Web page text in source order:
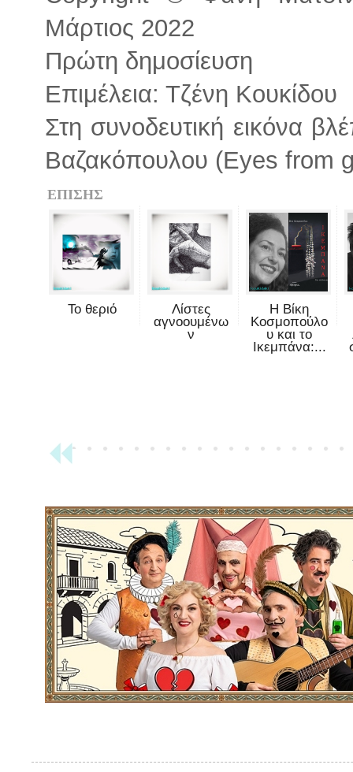
Μάρτιος 2022
Πρώτη δημοσίευση
Επιμέλεια: Τζένη Κουκίδου
Στη συνοδευτική εικόνα
Βαζακόπουλου (Eyes from
ΕΠΙΣΗΣ
Το θεριό
Λίστες
αγνοουμένω
ν
Η Βίκη
Κοσμοπούλο
υ και το
Ικεμπάνα:...